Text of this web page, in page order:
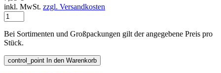
inkl. MwSt. zzgl. Versandkosten
Bei Sortimenten und Großpackungen gilt der angegebene Preis pro
Stück.
control_point In den Warenkorb